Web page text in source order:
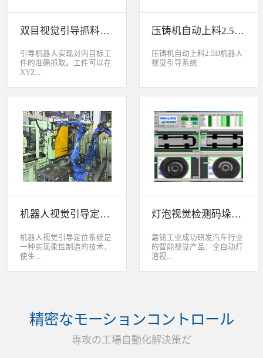
双目视觉引导抓料系统
引导机器人实现对内目标工
件的准确抓取。工件可以在
XYZ...
差，3D视觉定位系统能够根
据工件的三维特征信息，准
确获取工件的三维位置信
息。该系统可广泛应用于各
类生产线上物料搬运、装
配、上架、下架等。 系统
采用最先进的2D、2.5D和
3D视觉定位技术，引导机器
空间内目标工件的准确抓
上存在位移和角度偏差，3D
的三维特征信息，准确获取
工件的三维位置信息。该系
统可广泛应用于各类生产线
上物料搬运、装配、上架、
下架等。
压铸机自动上料2.5D机器人视觉引导系统
压铸机自动上料2.5D机器人
视觉引导系统
机器人视觉引导定位系统
机器人视觉引导定位系统是
一种实现柔性制造的技术，
使生...
器视觉系统还能在处理或组
装产品的同时对其进行检
和数据矩阵代码。功能介绍
灯泡视觉检测码垛系统
嘉铭工业成功研发汽车行业
的智能视觉产品：全自动灯
泡视...
泡、裂纹、脏污、气线；灯
头上的顶锡缺失、顶丝外
外露、脏污、灯头角度；剔
精密なモーションコントロール
専攻の工場自動化解決策だ